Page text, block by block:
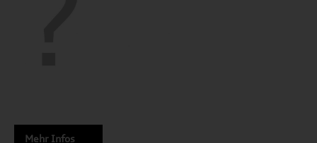
Mehr Infos